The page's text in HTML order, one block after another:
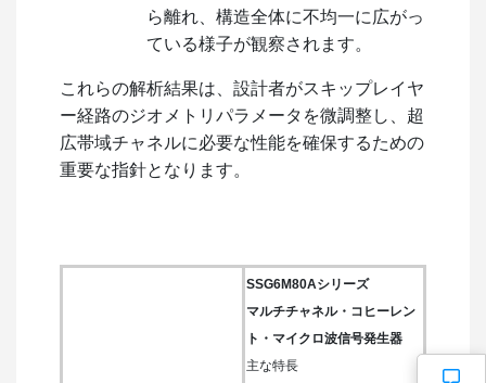
ら離れ、構造全体に不均一に広がっ
ている様子が観察されます。
これらの解析結果は、設計者がスキップレイヤ
ー経路のジオメトリパラメータを微調整し、超
広帯域チャネルに必要な性能を確保するための
重要な指針となります。
SSG6M80Aシリーズ
マルチチャネル・コヒーレン
ト・マイクロ波信号発生器
主な特長